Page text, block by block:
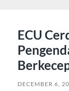
ECU
DECEMBER 6,